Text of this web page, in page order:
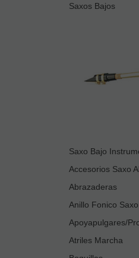
Saxos Bajos
Saxo Bajo
Accesorios Saxo
Abrazaderas
Anillo Fonico
Apoyapulgares/
Atriles Marcha